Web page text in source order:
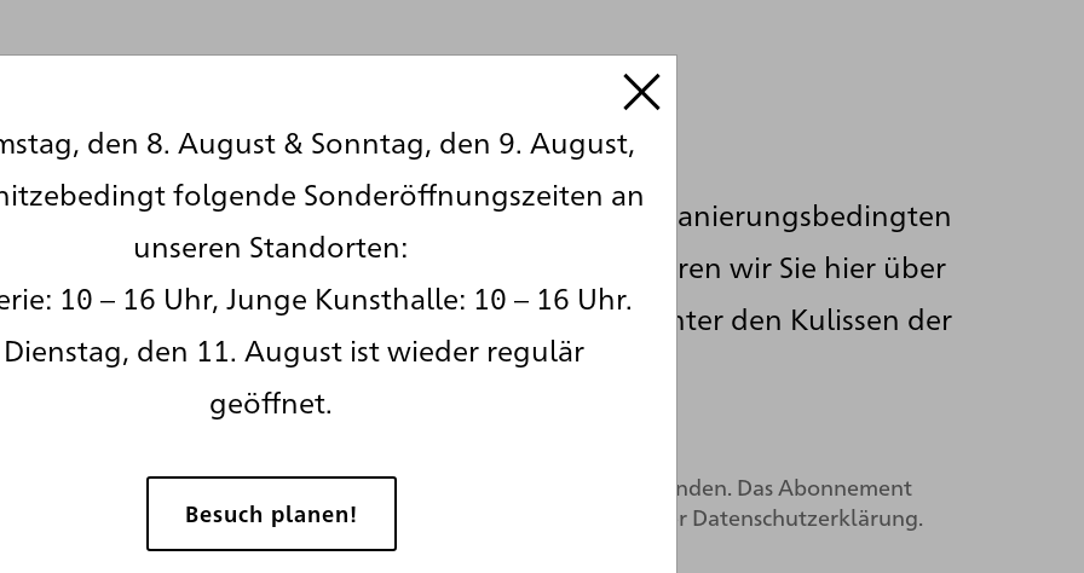
Auch während der sanierungsbedingten
Schließung informieren wir Sie hier über
die Geschehnisse hinter den Kulissen der
Kunsthalle.
im Rahmen des Newsletter-Abonnements per E-Mail einverstanden. Das Abonnement
widerrufen werden. Weitere Informationen finden Sie in unserer Datenschutzerklärung.
den 8. August & Sonntag, den 9. August,
folgende Sonderöffnungszeiten an
unseren Standorten:
10 – 16 Uhr, Junge Kunsthalle: 10 – 16 Uhr.
den 11. August ist wieder regulär
geöffnet.
Besuch planen!